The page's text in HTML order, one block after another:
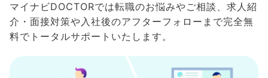
マイナビDOCTORでは転職のお悩みやご相談、求人紹
介・面接対策や入社後のアフターフォローまで完全無
料でトータルサポートいたします。